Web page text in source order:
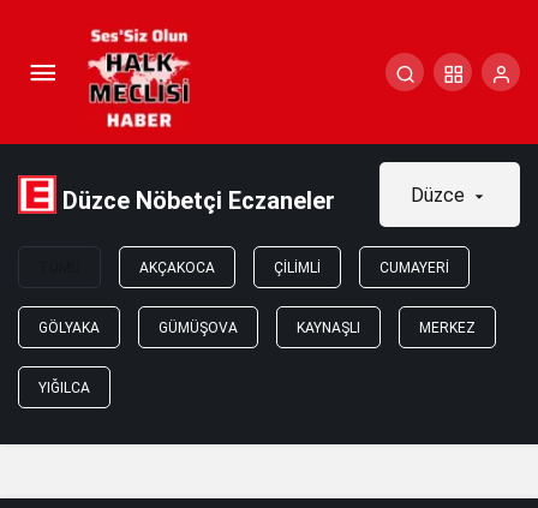
Düzce Nöbetçi Eczaneler Düzce
AKÇAKOCA ÇILIMLI CUMAYERI
GÖLYAKA GÜMÜŞOVA KAYNAŞLI MERKEZ
YIĞILCA